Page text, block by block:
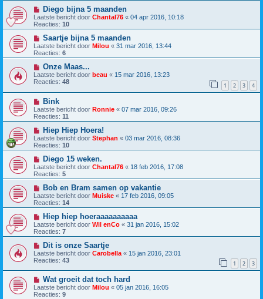
Diego bijna 5 maanden
Laatste bericht door Chantal76 « 04 apr 2016, 10:18
Reacties: 10
Saartje bijna 5 maanden
Laatste bericht door Milou « 31 mar 2016, 13:44
Reacties: 6
Onze Maas...
Laatste bericht door beau « 15 mar 2016, 13:23
Reacties: 48 1 2 3 4
Bink
Laatste bericht door Ronnie « 07 mar 2016, 09:26
Reacties: 11
Hiep Hiep Hoera!
Laatste bericht door Stephan « 03 mar 2016, 08:36
Reacties: 10
Diego 15 weken.
Laatste bericht door Chantal76 « 18 feb 2016, 17:08
Reacties: 5
Bob en Bram samen op vakantie
Laatste bericht door Muiske « 17 feb 2016, 09:05
Reacties: 14
Hiep hiep hoeraaaaaaaaaa
Laatste bericht door Wil enCo « 31 jan 2016, 15:02
Reacties: 7
Dit is onze Saartje
Laatste bericht door Carobella « 15 jan 2016, 23:01
Reacties: 43 1 2 3
Wat groeit dat toch hard
Laatste bericht door Milou « 05 jan 2016, 16:05
Reacties: 9